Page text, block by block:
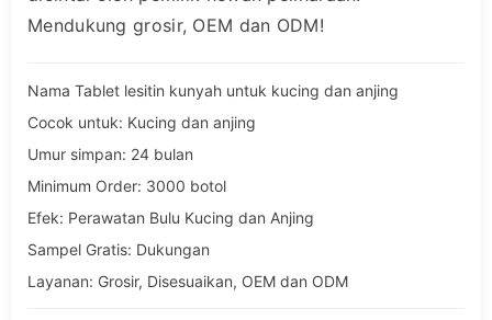
Mendukung grosir, OEM dan ODM!
Nama Tablet lesitin kunyah untuk kucing dan anjing
Cocok untuk: Kucing dan anjing
Umur simpan: 24 bulan
Minimum Order: 3000 botol
Efek: Perawatan Bulu Kucing dan Anjing
Sampel Gratis: Dukungan
Layanan: Grosir, Disesuaikan, OEM dan ODM